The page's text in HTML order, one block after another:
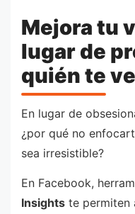
Mejora tu
lugar de
quién te ve
En lugar de
¿por qué no
sea irresistible?
En Facebook,
Insights te permiten